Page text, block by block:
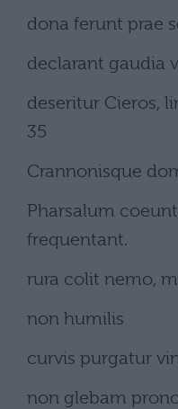
dona ferunt prae
declarant gaudia
deseritur Cieros,
35
Crannonisque
Pharsalum
frequentant.
rura colit nemo,
non humilis
curvis purgatur
non glebam